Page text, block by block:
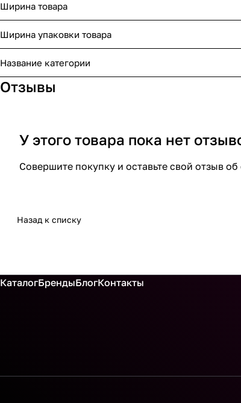
Ширина товара
Ширина упаковки товара
Название категории
Отзывы
У этого товара пока нет
Совершите покупку и оставьте свой отзыв об
Назад к списку
КаталогБрендыБлогКонтакты